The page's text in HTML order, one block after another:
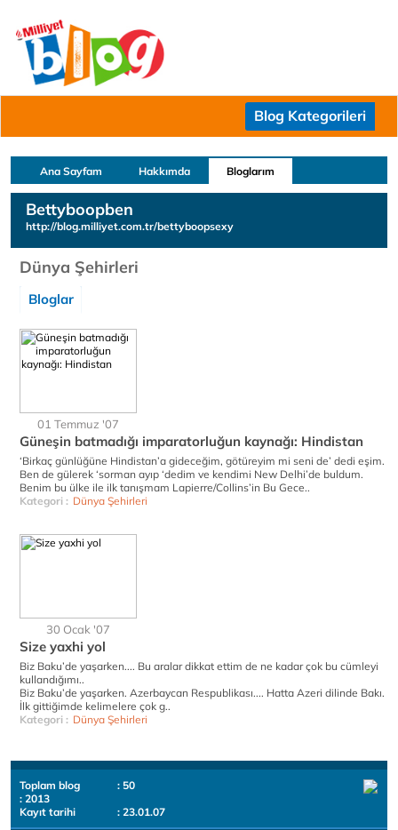
Blog Kategorileri
Ana Sayfam Hakkımda Bloglarım
Bettyboopben
http://blog.milliyet.com.tr/bettyboopsexy
Dünya Şehirleri
Bloglar
01 Temmuz '07
Güneşin batmadığı imparatorluğun kaynağı: Hindistan
‘Birkaç günlüğüne Hindistan’a gideceğim, götüreyim mi seni de’ dedi eşim.
Ben de gülerek ‘sorman ayıp ‘dedim ve kendimi New Delhi’de buldum.
Benim bu ülke ile ilk tanışmam Lapierre/Collins’in Bu Gece..
Kategori : Dünya Şehirleri
30 Ocak '07
Size yaxhi yol
Biz Baku’de yaşarken.... Bu aralar dikkat ettim de ne kadar çok bu cümleyi
kullandığımı..
Biz Baku’de yaşarken. Azerbaycan Respublikası.... Hatta Azeri dilinde Bakı.
İlk gittiğimde kelimelere çok g..
Kategori : Dünya Şehirleri
Toplam blog
: 50
: 2013
Kayıt tarihi
: 23.01.07